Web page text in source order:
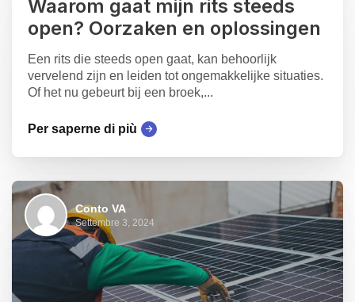
Waarom gaat mijn rits steeds
open? Oorzaken en oplossingen
Een rits die steeds open gaat, kan behoorlijk
vervelend zijn en leiden tot ongemakkelijke situaties.
Of het nu gebeurt bij een broek,...
Per saperne di più
Conto VA
Settembre 3, 2024